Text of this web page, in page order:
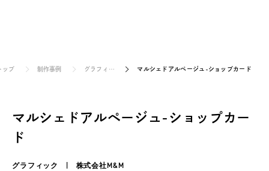
ップ 制作事例 グラフィ… マルシェドアルページュ-ショップカード
マルシェドアルページュ-ショップカー
ド
グラフィック | 株式会社M&M